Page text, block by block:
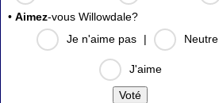
• Aimez-vous Willowdale?
Je n'aime pas
| Neutre
J'aime